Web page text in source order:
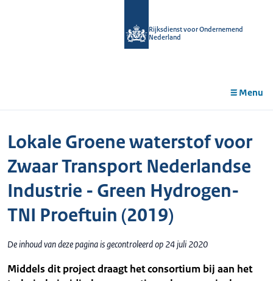
Rijksdienst voor Ondernemend
Nederland
Menu
Lokale Groene waterstof voor
Zwaar Transport Nederlandse
Industrie - Green Hydrogen-
TNI Proeftuin (2019)
De inhoud van deze pagina is gecontroleerd op 24 juli 2020
Middels dit project draagt het consortium bij aan het